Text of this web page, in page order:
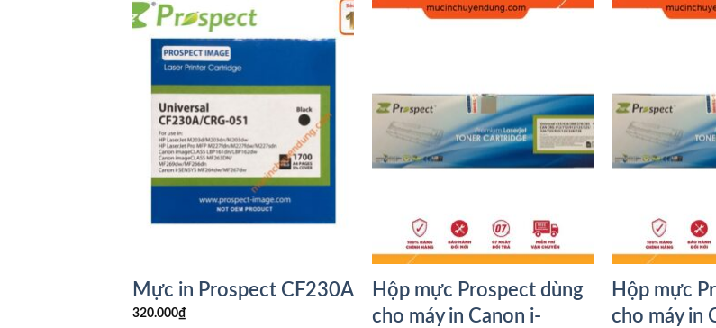
Mực in Prospect CF230A
320.000₫
Hộp mực Prospect dùng
cho máy in Canon i-
Hộp mực
cho máy in